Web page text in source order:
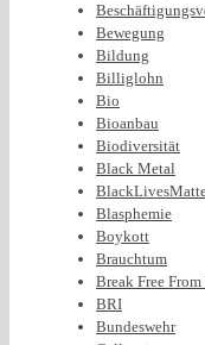
Bewegung
Bildung
Billiglohn
Bio
Bioanbau
Biodiversität
Black Metal
Blasphemie
Boykott
Brauchtum
Break Free
BRI
Bundeswehr